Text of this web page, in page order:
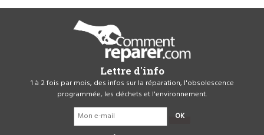
Lettre d'info
1 à 2 fois par mois, des infos sur la réparation, l'obsolescence
programmée, les déchets et l'environnement.
OK